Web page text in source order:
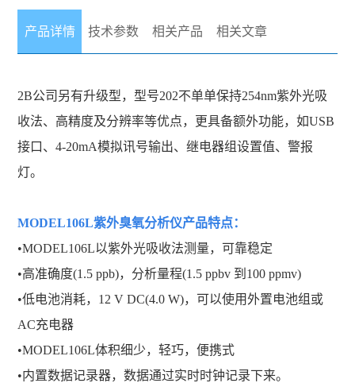
产品详情 技术参数 相关产品 相关文章
2B公司另有升级型，型号202不单单保持254nm紫外光吸
收法、高精度及分辨率等优点，更具备额外功能，如USB
接口、4-20mA模拟讯号输出、继电器组设置值、警报
灯。
MODEL106L紫外臭氧分析仪产品特点：
•MODEL106L以紫外光吸收法测量，可靠稳定
•高准确度(1.5 ppb)，分析量程(1.5 ppbv 到100 ppmv)
•低电池消耗，12 V DC(4.0 W)，可以使用外置电池组或
AC充电器
•MODEL106L体积细少，轻巧，便携式
•内置数据记录器，数据通过实时时钟记录下来。